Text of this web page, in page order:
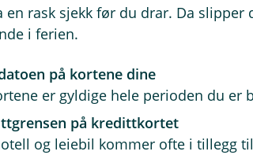
en rask sjekk før du drar. Da
i ferien.
på kortene dine
er gyldige hele perioden du er
på kredittkortet
og leiebil kommer ofte i tillegg